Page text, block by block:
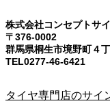
株式会社コンセプトサ
〒376-0002
群馬県桐生市境野町４
TEL0277-46-6421
タイヤ専門店のサ